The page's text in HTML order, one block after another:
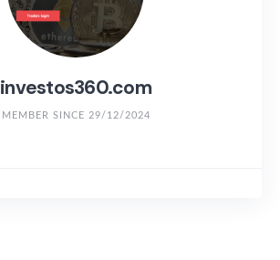
investos360.com
MEMBER SINCE 29/12/2024